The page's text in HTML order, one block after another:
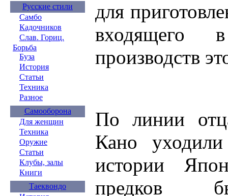
Русские стили
Самбо
Кадочников
Слав. Гориц.
Борьба
Буза
История
Статьи
Техника
Разное
Самооборона
Для женщин
Техника
Оружие
Статьи
Клубы, залы
Книги
Таеквондо
для
входящего
производств
По линии
Кано
истории
предков